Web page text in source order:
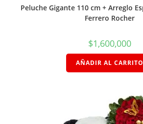
Peluche Gigante 110 cm + Arreglo
Ferrero Rocher
$1,600,000
AÑADIR AL CARRITO